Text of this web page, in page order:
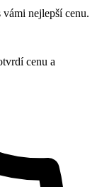
nejlepší cenu.
cenu a